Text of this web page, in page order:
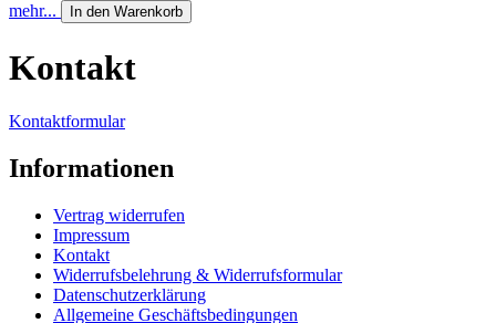
mehr... In den Warenkorb
Kontakt
Kontaktformular
Informationen
Vertrag widerrufen
Impressum
Kontakt
Widerrufsbelehrung & Widerrufsformular
Datenschutzerklärung
Allgemeine Geschäftsbedingungen